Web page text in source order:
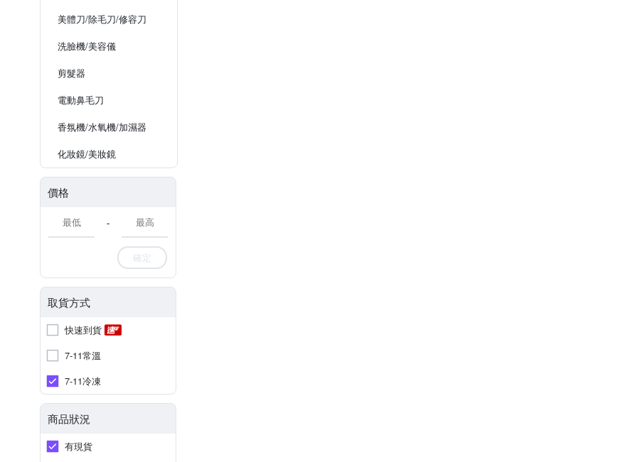
美體刀/除毛刀/修容刀
洗臉機/美容儀
剪髮器
電動鼻毛刀
香氛機/水氧機/加濕器
化妝鏡/美妝鏡
價格
-
確定
取貨方式
快速到貨
7-11常溫
7-11冷凍
商品狀況
有現貨